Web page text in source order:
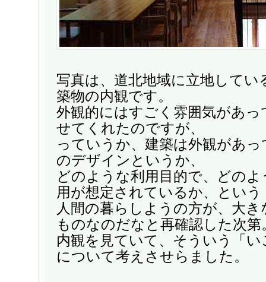
写真は、道北地域に立地してい
築物の内観です。
外観的にはすごく雰囲気があっ
せてくれたのですが、
っていうか、建築は外観があ
のデザインというか、
どのような利用目的で、どの
用が想定されているか、という
人間の暮らしようの方が、大
ものなのだなと再確認した次第
内観を見ていて、そういう「
について考えさせらました。